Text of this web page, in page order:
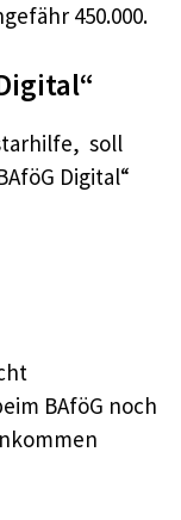
450.000.
soll
Digital“
BAföG noch